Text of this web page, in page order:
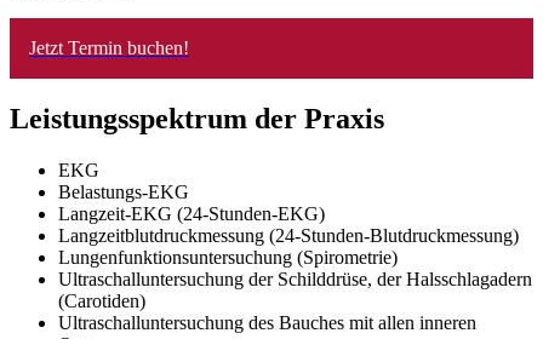
Jetzt Termin buchen!
Leistungsspektrum der Praxis
EKG
Belastungs-EKG
Langzeit-EKG (24-Stunden-EKG)
Langzeitblutdruckmessung (24-Stunden-Blutdruckmessung)
Lungenfunktionsuntersuchung (Spirometrie)
Ultraschalluntersuchung der Schilddrüse, der Halsschlagadern
(Carotiden)
Ultraschalluntersuchung des Bauches mit allen inneren